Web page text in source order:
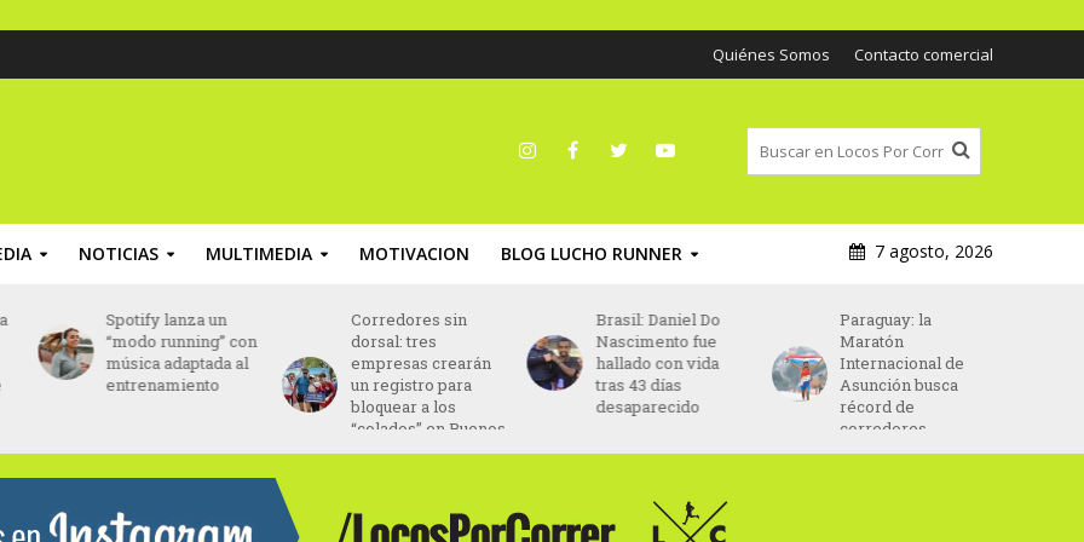
Quiénes Somos Contacto comercial
NOTICIAS MULTIMEDIA MOTIVACION BLOG LUCHO RUNNER 7 agosto, 2026
Spotify lanza un
“modo running” con
música adaptada al
entrenamiento
Corredores sin
dorsal: tres
empresas crearán
un registro para
bloquear a los
“colados” en Buenos
Aires
Brasil: Daniel Do
Nascimento fue
hallado con vida
tras 43 días
desaparecido
Paraguay: la
Maratón
Internacional de
Asunción busca
récord de
corredores